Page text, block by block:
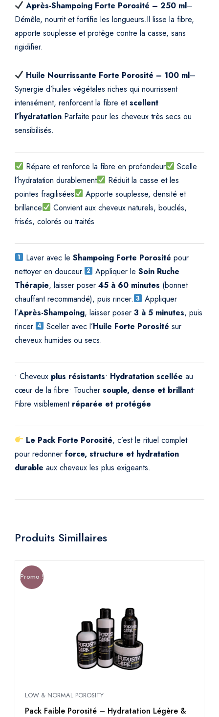
l
l
é
u
a
i
Après-Shampoing Forte Porosité – 250 ml–
Démêle, nourrit et fortifie les longueurs.Il lisse la fibre,
apporte souplesse et protège contre la casse, sans
rigidifier.
Huile Nourrissante Forte Porosité – 100 ml–
Synergie d’huiles végétales riches qui nourrissent
intensément, renforcent la fibre etscellent
l’hydratation.Parfaite pour les cheveux très secs ou
sensibilisés.
Répare et renforce la fibre en profondeur
Scelle
l’hydratation durablement
Réduit la casse et les
pointes fragilisées
Apporte souplesse, densité et
brillance
Convient aux cheveux naturels, bouclés,
frisés, colorés ou traités
Laver avec leShampoing Forte Porosité pour
nettoyer en douceur.
Appliquer leSoin Ruche
Thérapie, laisser poser 45 à 60 minutes (bonnet
chauffant recommandé), puis rincer.
Appliquer
l’Après-Shampoing, laisser poser 3 à 5 minutes, puis
rincer.
Sceller avec l’Huile Forte Porosité sur
cheveux humides ou secs.
• Cheveux plus résistants• Hydratation scellée au
cœur de la fibre• Toucher souple, dense et brillant•
Fibre visiblement réparée et protégée
Le Pack Forte Porosité, c’est le rituel complet
pour redonner force, structure et hydratation
durable aux cheveux les plus exigeants.
Produits Simillaires
Promo !
LOW & NORMAL POROSITY
Pack Faible Porosité – Hydratation Légère &